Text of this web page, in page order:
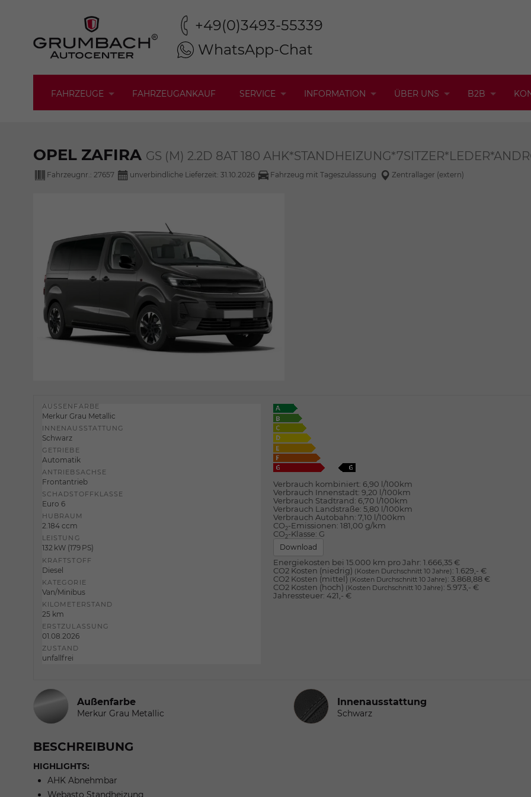
+49(0)3493-55339
WhatsApp-Chat
FAHRZEUGE FAHRZEUGANKAUF SERVICE INFORMATION ÜBER UNS B2B
OPEL ZAFIRA GS (M) 2.2D 8AT 180
Fahrzeugnr.: 27657 unverbindliche Lieferzeit: 31.10.2026 Fahrzeug mit Tageszulassung Zentrallager (extern)
AUSSENFARBE
Merkur Grau Metallic
INNENAUSSTATTUNG
Schwarz
GETRIEBE
Automatik
ANTRIEBSACHSE
Frontantrieb
SCHADSTOFFKLASSE
Euro 6
HUBRAUM
2.184 ccm
LEISTUNG
132 kW (179 PS)
KRAFTSTOFF
Diesel
KATEGORIE
Van/Minibus
KILOMETERSTAND
25 km
ERSTZULASSUNG
01.08.2026
ZUSTAND
unfallfrei
Verbrauch kombiniert: 6,90 l/100km
Verbrauch Innenstadt: 9,20 l/100km
Verbrauch Stadtrand: 6,70 l/100km
Verbrauch Landstraße: 5,80 l/100km
Verbrauch Autobahn: 7,10 l/100km
CO2-Emissionen: 181,00 g/km
CO2-Klasse: G
Download
Energiekosten bei 15.000 km pro Jahr: 1.666,35 €
CO2 Kosten (niedrig) (Kosten Durchschnitt 10 Jahre): 1.629,- €
CO2 Kosten (mittel) (Kosten Durchschnitt 10 Jahre): 3.868,88 €
CO2 Kosten (hoch) (Kosten Durchschnitt 10 Jahre): 5.973,- €
Jahressteuer: 421,- €
Außenfarbe
Merkur Grau Metallic
Innenausstattung
Innenausstattung
Schwarz
BESCHREIBUNG
HIGHLIGHTS:
AHK Abnehmbar
Webasto Standheizung